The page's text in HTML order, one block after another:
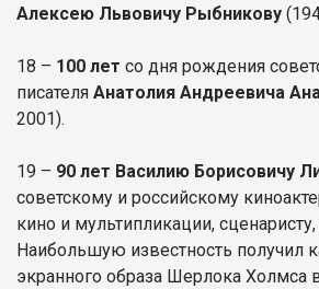
Алексею Львовичу Рыбникову
18 – 100 лет со дня рождения
писателя Анатолия Андреевича
2001).
19 – 90 лет Василию Борисовичу
советскому и российскому
кино и мультипликации,
Наибольшую известность получил
экранного образа Шерлока Холмса